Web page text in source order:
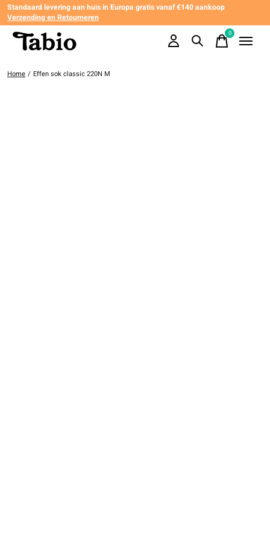
Standaard levering aan huis in Europa gratis vanaf €140 aankoop
Verzending en Retourneren
0items
Home / Effen sok classic 220N M